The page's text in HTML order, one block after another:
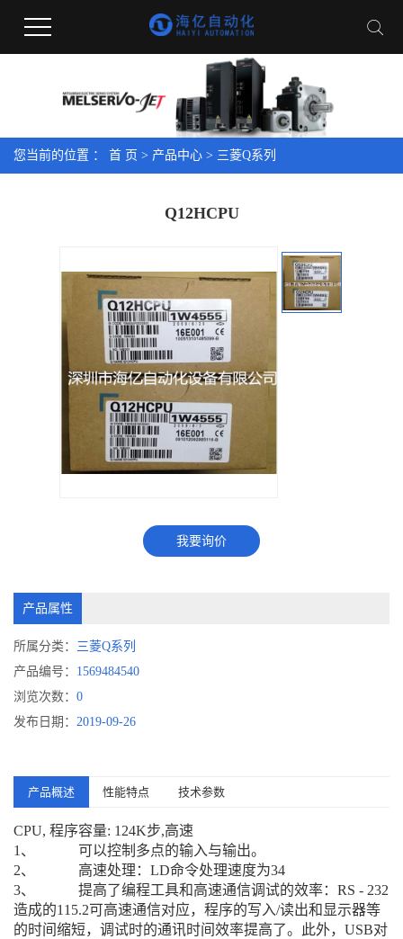
您当前的位置 ： 首 页 > 产品中心 > 三菱Q系列
Q12HCPU
我要询价
产品属性
所属分类： 三菱Q系列
产品编号： 1569484540
浏览次数： 0
发布日期： 2019-09-26
产品概述 性能特点 技术参数
CPU, 程序容量: 124K步,高速
1、 可以控制多点的输入与输出。
2、 高速处理：LD命令处理速度为34
3、 提高了编程工具和高速通信调试的效率：RS - 232
造成的115.2可高速通信对应，程序的写入/读出和显示器等
的时间缩短，调试时的通讯时间效率提高了。此外，USB对